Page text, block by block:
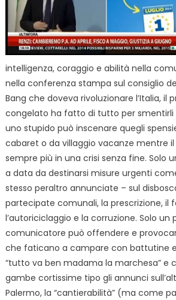
intelligenza, coraggio e abilità nella
nella conferenza stampa sul consiglio
Bang che doveva rivoluzionare l’Italia, il
congelato ha fatto di tutto per
uno stupido può inscenare quegli
cabaret o da villaggio vacanze mentre il
sempre più in una crisi senza fine. Solo
a data da destinarsi misure urgenti
stesso peraltro annunciate – sul
partecipate comunali, la prescrizione, il
l’autoriciclaggio e la corruzione. Solo un
comunicatore può offendere e
che faticano a campare con battutine
“tutto va ben madama la marchesa” e
gambe cortissime tipo gli annunci
Palermo, la “cantierabilità” (ma come